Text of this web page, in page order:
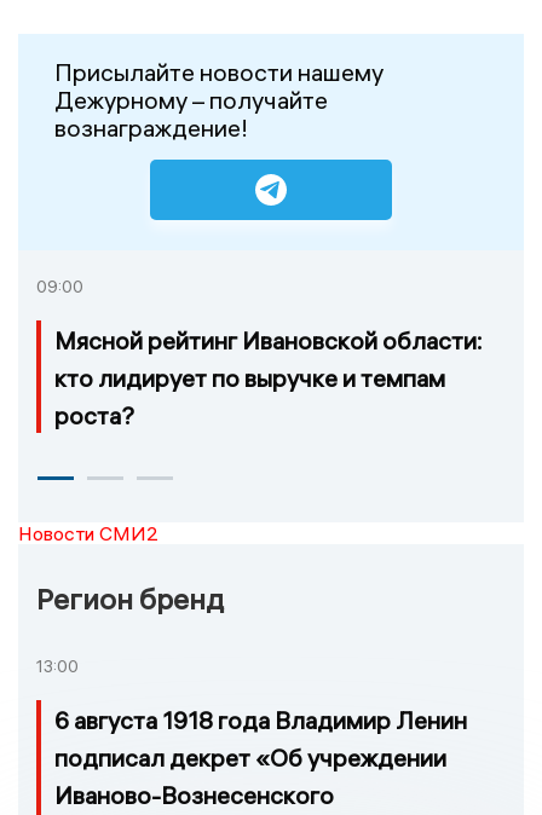
Присылайте новости нашему
Дежурному – получайте
вознаграждение!
09:00
Мясной рейтинг Ивановской области:
кто лидирует по выручке и темпам
роста?
Новости СМИ2
Регион бренд
13:00
6 августа 1918 года Владимир Ленин
подписал декрет «Об учреждении
Иваново-Вознесенского